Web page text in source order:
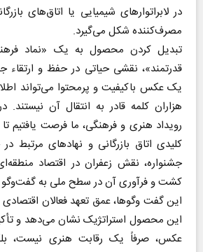
در لابراتوار‌های شیمیایی یا اتاق‌های
مصرف‌کننده شکل می‌گیرد.
تبدیل کردن محصول به یک «نماد
قدرتمند»، نقشی حیاتی در حفظ و ارتقاء
یک عکس باکیفیت و پرمحتوا می‌تواند
هزاران کلمه قادر به انتقال آن نیستند.
رویداد هنری و فرهنگی، ما فرصت یافتیم
کلیدی اتاق بازرگانی و نهاد‌های
جشنواره، نقش زعفران در اقتصاد
کشت و فرآوری آن در سطح ملی به گفت‌و‌گو
این گفت وگوها، عمق تعهد فعالان
این محصول استراتژیک نشان می‌دهد و
عکس، صرفاً یک رقابت هنری نیست،